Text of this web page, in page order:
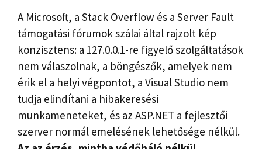
A Microsoft, a Stack Overflow és a Server Fault
támogatási fórumok szálai által rajzolt kép
konzisztens: a 127.0.0.1-re figyelő szolgáltatások
nem válaszolnak, a böngészők, amelyek nem
érik el a helyi végpontot, a Visual Studio nem
tudja elindítani a hibakeresési
munkameneteket, és az ASP.NET a fejlesztői
szerver normál emelésének lehetősége nélkül.